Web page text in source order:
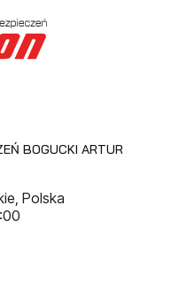
BOGUCKI ARTUR
Polska